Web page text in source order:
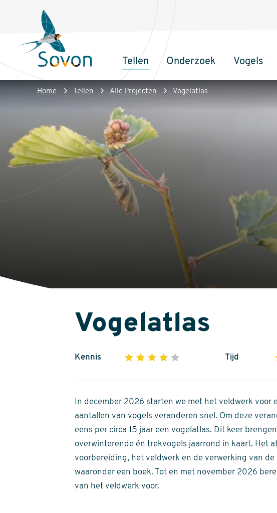
inhoud
Sovon
Homepage
Hoofdnavigatie
Tellen Onderzoek Vogels
Kruimelpad
Home Tellen Alle Projecten Vogelatlas
Vogelatlas
Kennis 1 2 3 4
of
5
stars
Tijd
In december 2026 starten we met het veldwerk voor
aantallen van vogels veranderen snel. Om deze
eens per circa 15 jaar een vogelatlas. Dit keer
overwinterende én trekvogels jaarrond in kaart. Het
voorbereiding, het veldwerk en de verwerking van
waaronder een boek. Tot en met november 2026
van het veldwerk voor.